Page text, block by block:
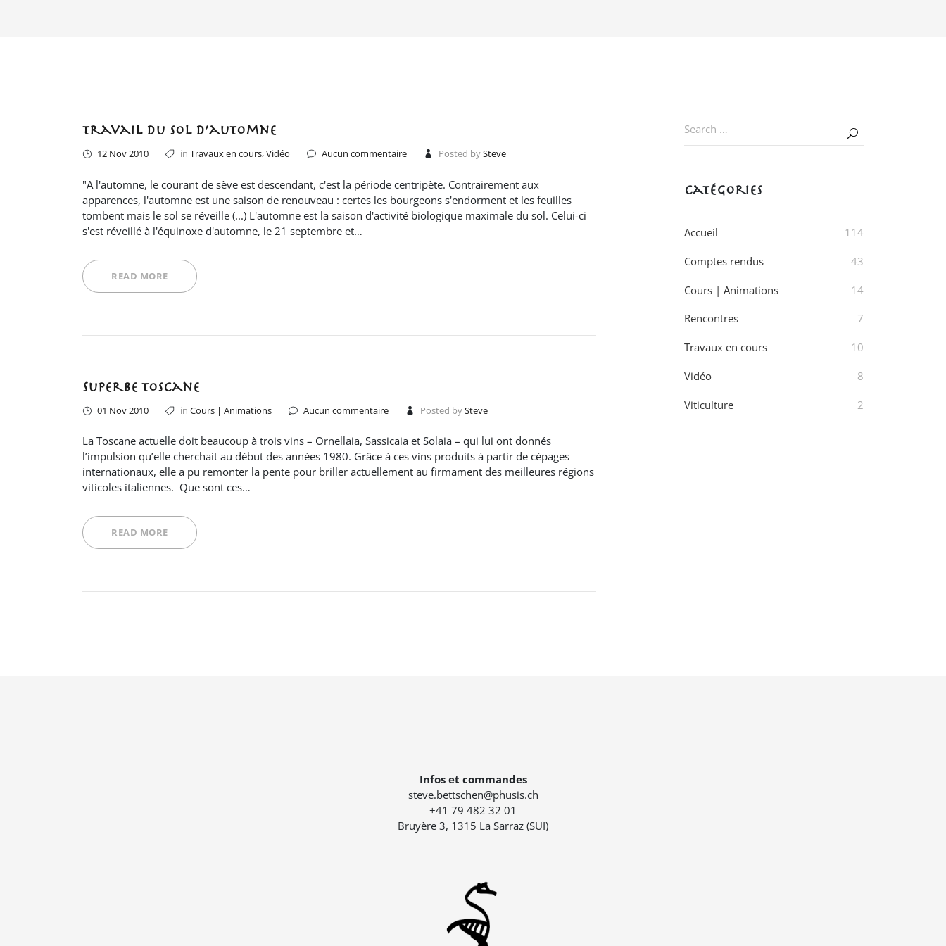
Travail du sol d’automne
12 Nov 2010 in Travaux en cours,Vidéo Aucun commentaire Posted bySteve
"A l'automne, le courant de sève est descendant, c'est la période centripète. Contrairement aux
apparences, l'automne est une saison de renouveau : certes les bourgeons s'endorment et les feuilles
tombent mais le sol se réveille (...) L'automne est la saison d'activité biologique maximale du sol. Celui-ci
s'est réveillé à l'équinoxe d'automne, le 21 septembre et…
READ MORE
Superbe Toscane
01 Nov 2010 in Cours | Animations Aucun commentaire Posted bySteve
La Toscane actuelle doit beaucoup à trois vins – Ornellaia, Sassicaia et Solaia – qui lui ont donnés
l’impulsion qu’elle cherchait au début des années 1980. Grâce à ces vins produits à partir de cépages
internationaux, elle a pu remonter la pente pour briller actuellement au firmament des meilleures régions
viticoles italiennes. Que sont ces…
READ MORE
Catégories
Accueil 114
Comptes rendus 43
Cours | Animations 14
Rencontres 7
Travaux en cours 10
Vidéo 8
Viticulture 2
Infos et commandes
steve.bettschen@phusis.ch
+41 79 482 32 01
Bruyère 3, 1315 La Sarraz (SUI)